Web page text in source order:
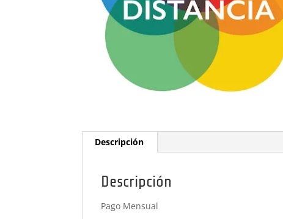
Descripción
Descripción
Pago Mensual